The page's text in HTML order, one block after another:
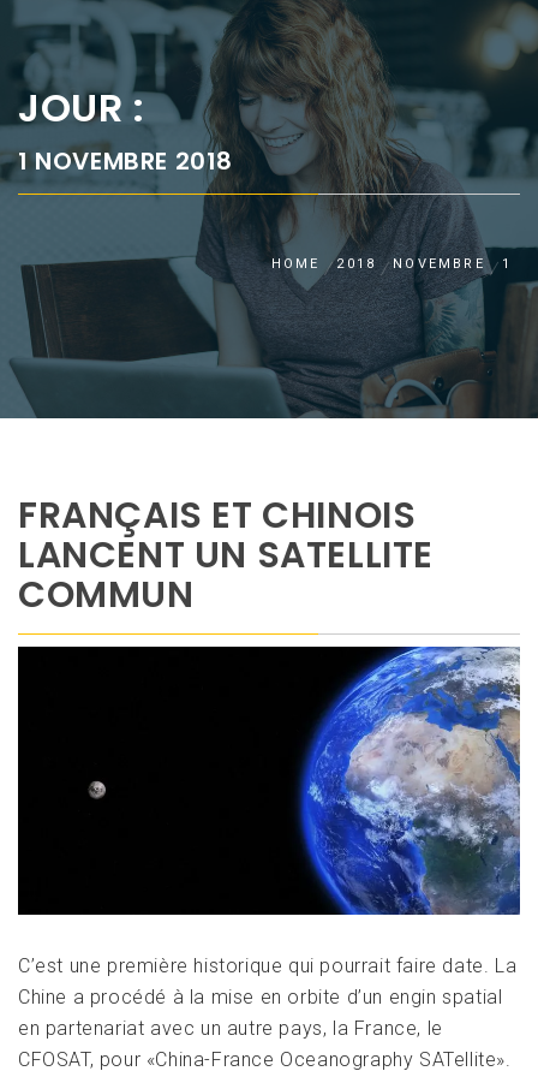
JOUR :
1 NOVEMBRE 2018
HOME 2018 NOVEMBRE 1
FRANÇAIS ET CHINOIS
LANCENT UN SATELLITE
COMMUN
C’est une première historique qui pourrait faire date. La
Chine a procédé à la mise en orbite d’un engin spatial
en partenariat avec un autre pays, la France, le
CFOSAT, pour «China-France Oceanography SATellite».